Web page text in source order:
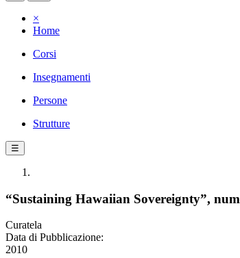
×
Home
Corsi
Insegnamenti
Persone
Strutture
☰
“Sustaining Hawaiian Sovereignty”,
Curatela
Data di Pubblicazione:
2010